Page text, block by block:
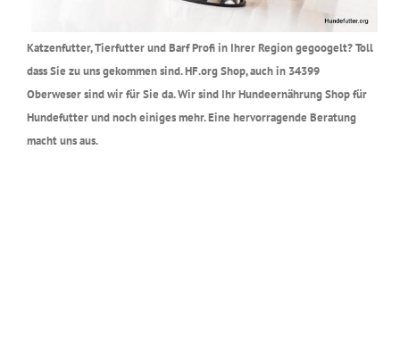
Katzenfutter, Tierfutter und Barf Profi in Ihrer Region gegoogelt? Toll
dass Sie zu uns gekommen sind. HF.org Shop, auch in 34399
Oberweser sind wir für Sie da. Wir sind Ihr Hundeernährung Shop für
Hundefutter und noch einiges mehr. Eine hervorragende Beratung
macht uns aus.